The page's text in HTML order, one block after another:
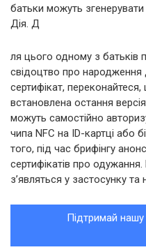
батьки можуть
Дія. Д
ля цього одному з батьків
свідоцтво про
сертифікат,
встановлена остання
можуть самостійно
чипа NFC на ID-картці або
того, під час брифінгу
сертифікатів про
з’являться у застосунку та
Підтримай нашу